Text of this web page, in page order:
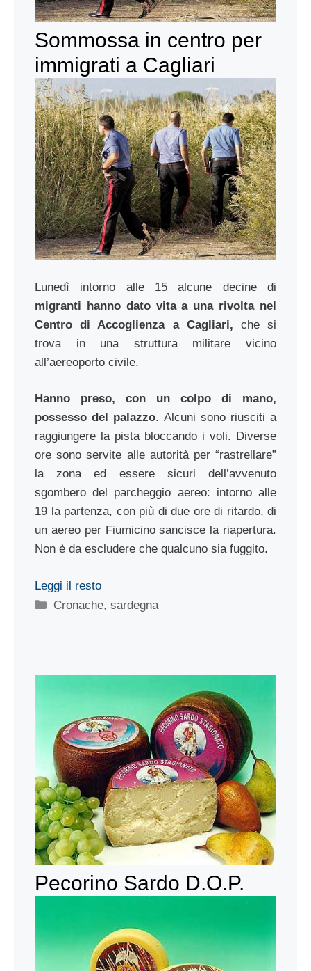
Sommossa in centro per
immigrati a Cagliari
Lunedì intorno alle 15 alcune decine di
migranti hanno dato vita a una rivolta nel
Centro di Accoglienza a Cagliari, che si
trova in una struttura militare vicino
all’aereoporto civile.
Hanno preso, con un colpo di mano,
possesso del palazzo. Alcuni sono riusciti a
raggiungere la pista bloccando i voli. Diverse
ore sono servite alle autorità per “rastrellare”
la zona ed essere sicuri dell’avvenuto
sgombero del parcheggio aereo: intorno alle
19 la partenza, con più di due ore di ritardo, di
un aereo per Fiumicino sancisce la riapertura.
Non è da escludere che qualcuno sia fuggito.
Leggi il resto
Categorie
Cronache,sardegna
Pecorino Sardo D.O.P.